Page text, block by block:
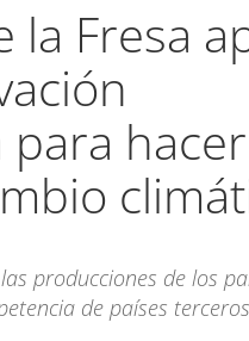
la Fresa
hacer
producciones de los
de países terceros